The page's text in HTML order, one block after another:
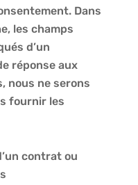
Dans
les champs
d’un
réponse aux
nous ne serons
fournir les
contrat ou